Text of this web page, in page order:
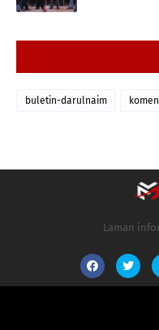
buletin-darulnaim
Laman